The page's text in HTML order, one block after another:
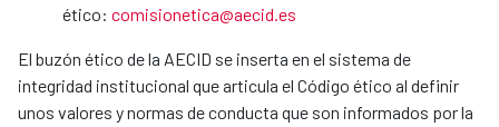
ético: comisionetica@aecid.es
El buzón ético de la AECID se inserta en el sistema de
integridad institucional que articula el Código ético al definir
unos valores y normas de conducta que son informados por la